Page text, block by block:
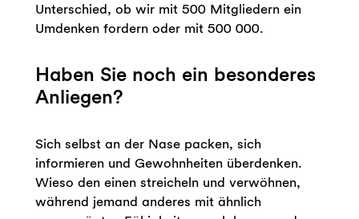
Unterschied, ob wir mit 500 Mitgliedern ein
Umdenken fordern oder mit 500 000.
Haben Sie noch ein besonderes
Anliegen?
Sich selbst an der Nase packen, sich
informieren und Gewohnheiten überdenken.
Wieso den einen streicheln und verwöhnen,
während jemand anderes mit ähnlich